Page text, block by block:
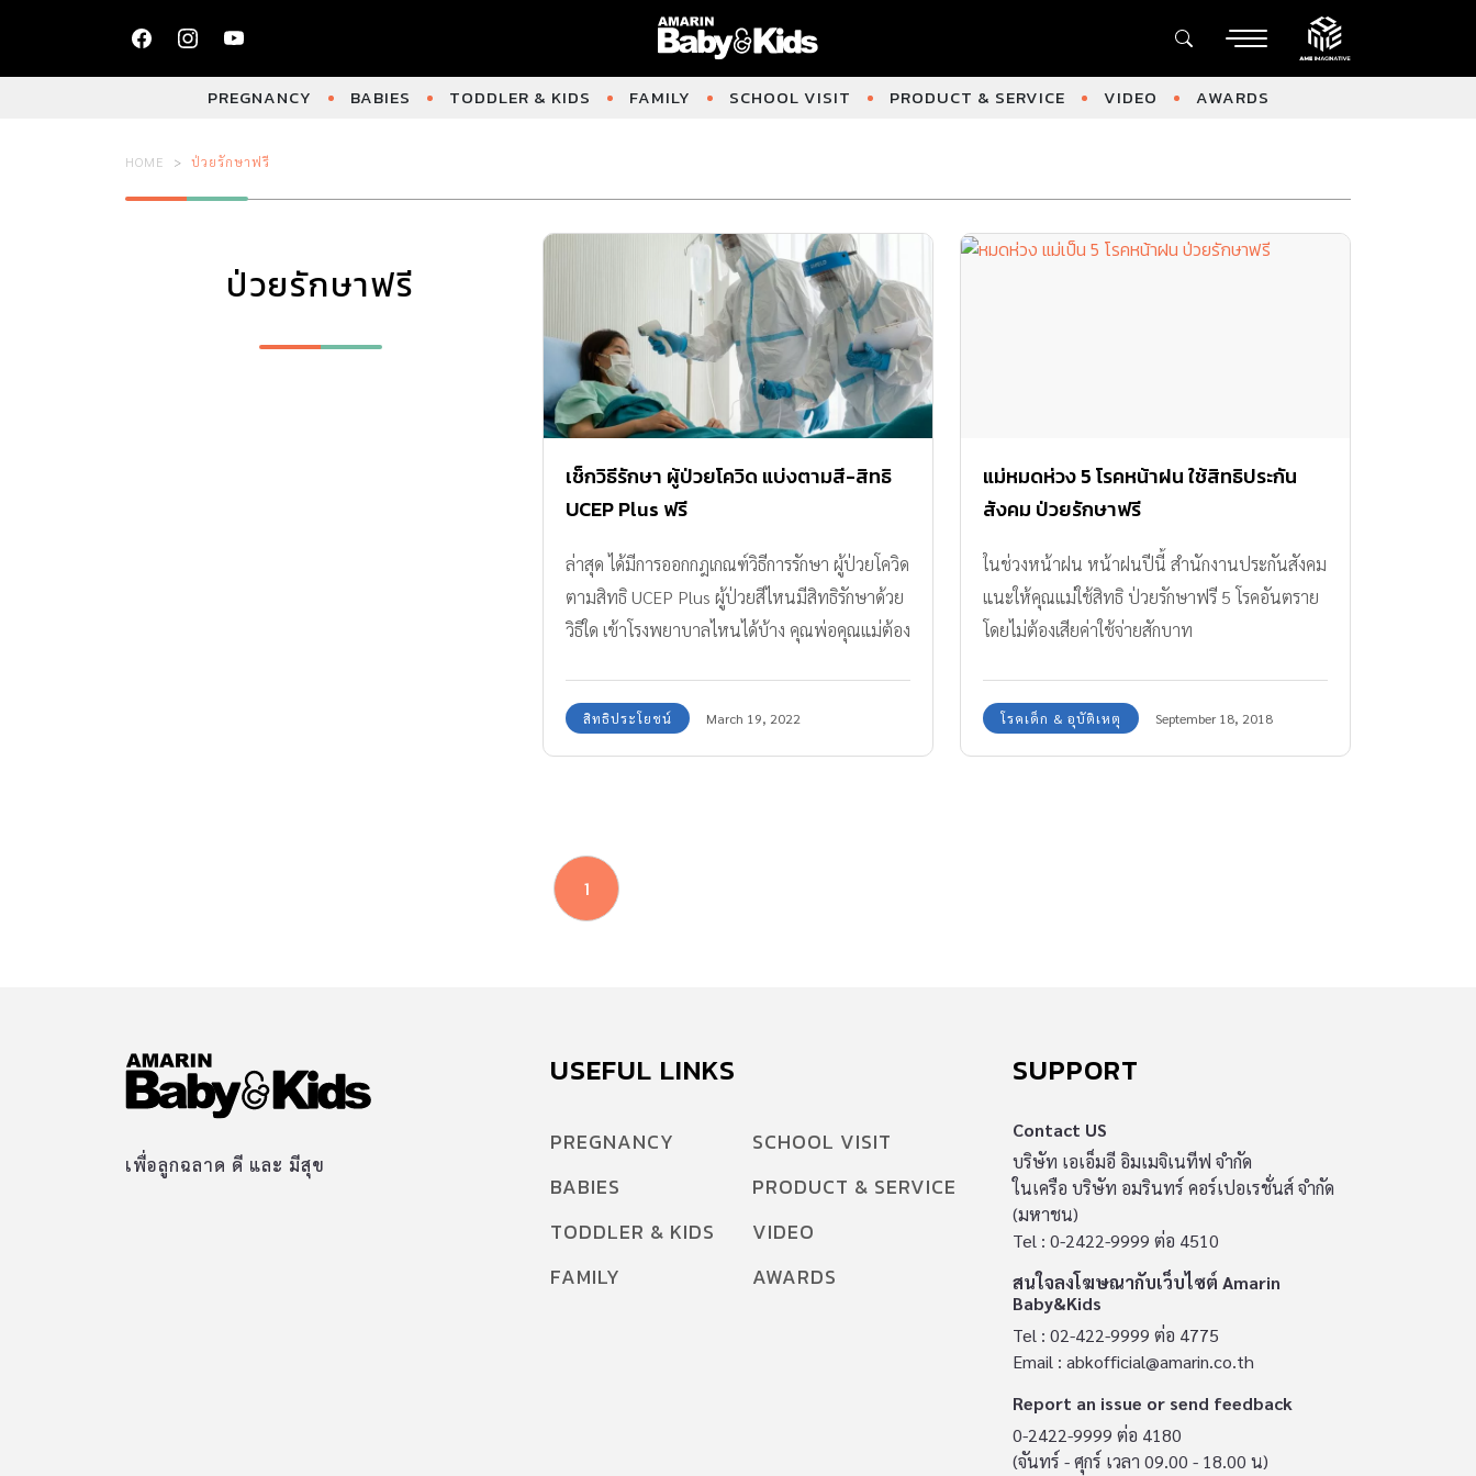
PREGNANCY BABIES TODDLER & KIDS FAMILY SCHOOL VISIT PRODUCT & SERVICE VIDEO AWARDS
HOME ป่วยรักษาฟรี
ป่วยรักษาฟรี
เช็กวิธีรักษา ผู้ป่วยโควิด แบ่งตามสี-สิทธิ
UCEP Plus ฟรี
ล่าสุด ได้มีการออกกฎเกณฑ์วิธีการรักษา ผู้ป่วยโควิด
ตามสิทธิ UCEP Plus ผู้ป่วยสีไหนมีสิทธิรักษาด้วย
วิธีใด เข้าโรงพยาบาลไหนได้บ้าง คุณพ่อคุณแม่ต้อง
สิทธิประโยชน์ March 19, 2022
แม่หมดห่วง 5 โรคหน้าฝน ใช้สิทธิประกัน
สังคม ป่วยรักษาฟรี
ในช่วงหน้าฝน หน้าฝนปีนี้ สำนักงานประกันสังคม
แนะให้คุณแม่ใช้สิทธิ ป่วยรักษาฟรี 5 โรคอันตราย
โดยไม่ต้องเสียค่าใช้จ่ายสักบาท
โรคเด็ก & อุบัติเหตุ September 18, 2018
1
เพื่อลูกฉลาด ดี และ มีสุข
USEFUL LINKS
PREGNANCY
BABIES
TODDLER & KIDS
FAMILY
SCHOOL VISIT
PRODUCT & SERVICE
VIDEO
AWARDS
SUPPORT
Contact US
บริษัท เอเอ็มอี อิมเมจิเนทีฟ จำกัด
ในเครือ บริษัท อมรินทร์ คอร์เปอเรชั่นส์ จำกัด
(มหาชน)
Tel : 0-2422-9999 ต่อ 4510
สนใจลงโฆษณากับเว็บไซต์ Amarin
Baby&Kids
Tel : 02-422-9999 ต่อ 4775
Email : abkofficial@amarin.co.th
Report an issue or send feedback
0-2422-9999 ต่อ 4180
(จันทร์ - ศุกร์ เวลา 09.00 - 18.00 น)